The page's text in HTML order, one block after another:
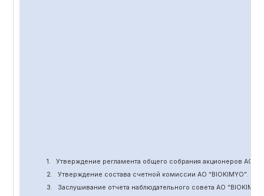
1. Утверждение регламента общего собрания акционеров АО “
2.
Утверждение состава счетной комиссии АО “BIOKIMYO”.
3.
Заслушивание отчета наблюдательного совета АО “BIOKIMYO